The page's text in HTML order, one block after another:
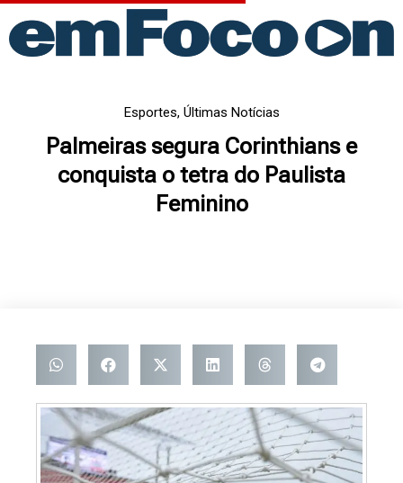
para
Esportes, Últimas Notícias
Palmeiras segura Corinthians e
conquista o tetra do Paulista
Feminino